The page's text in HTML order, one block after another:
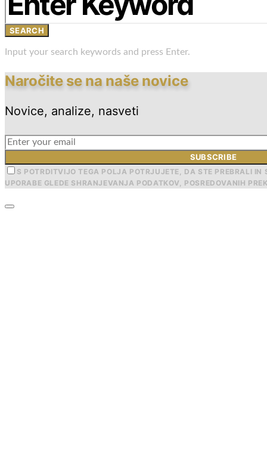
SEARCH
Input your search keywords and press Enter.
Naročite se na naše novice
Novice, analize, nasveti
SUBSCRIBE
S POTRDITVIJO TEGA POLJA POTRJUJETE, DA STE PREBRALI IN
UPORABE GLEDE SHRANJEVANJA PODATKOV, POSREDOVANIH